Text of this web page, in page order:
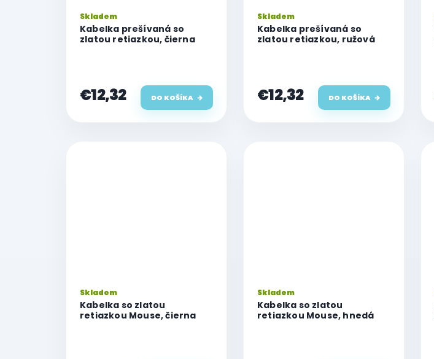
Kabelka prešívaná so
zlatou retiazkou, čierna
Skladem
€12,32 DO KOŠÍKA
Kabelka prešívaná so
zlatou retiazkou, ružová
Skladem
€12,32 DO KOŠÍKA
Kabelka so zlatou
retiazkou Mouse, čierna
Skladem
Kabelka so zlatou
retiazkou Mouse, hnedá
Skladem